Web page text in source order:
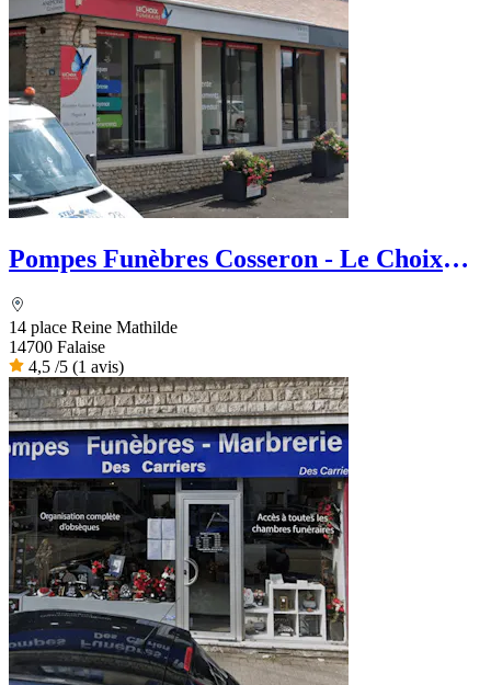
Pompes Funèbres Cosseron - Le Choix
14 place Reine Mathilde
14700 Falaise
4,5 /5 (1 avis)